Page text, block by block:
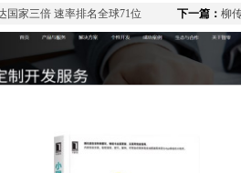
国家三倍 速率排名全球71位 下一篇： 柳